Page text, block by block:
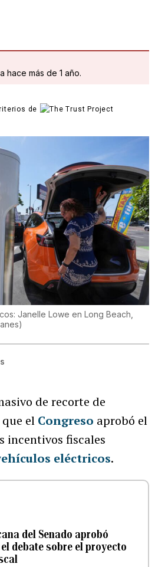
hace más de 1 año.
de
Janelle Lowe en Long Beach,
)
de recorte de
el Congreso aprobó el
incentivos fiscales
eléctricos.
del Senado aprobó
debate sobre el proyecto